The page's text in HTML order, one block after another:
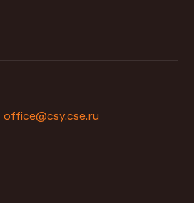
office@csy.cse.ru